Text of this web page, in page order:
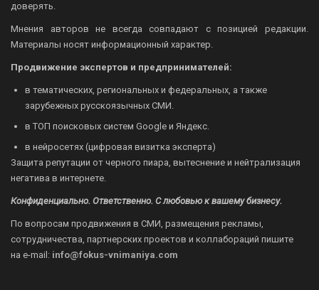
доверять.
Мнения авторов не всегда совпадают с позицией редакции.
Материалы носят информационный характер.
Продвижение экспертов и предпринимателей:
в тематических, региональных и федеральных, а также
зарубежных русскоязычных СМИ.
в ТОП поисковых систем Google и Яндекс.
в нейросетях (цифровая визитка эксперта)
Защита репутации от черного пиара, вытеснение и нейтрализация
негатива в интернете.
Конфиденциально. Ответственно. С любовью к вашему бизнесу.
По вопросам продвижения в СМИ, размещения рекламы,
сотрудничества, партнерских проектов и коллабораций пишите
на e-mail: info@fokus-vnimaniya.com